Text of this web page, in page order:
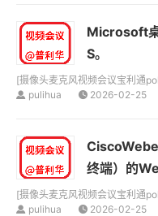
Microsoft
S。
[摄像头麦克风视频会议宝利通
pulihua
2026-02-25
终端）的
输入设置和
[摄像头麦克风视频会议宝利通
pulihua
2026-02-25